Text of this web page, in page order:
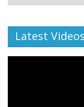
Archive
Latest Videos